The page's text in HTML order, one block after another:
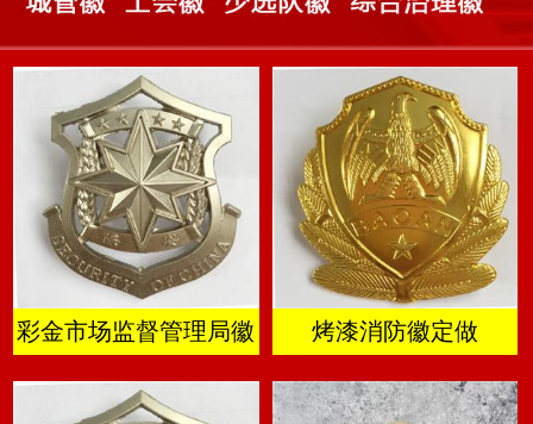
彩金市场监督管理局徽 烤漆消防徽定做